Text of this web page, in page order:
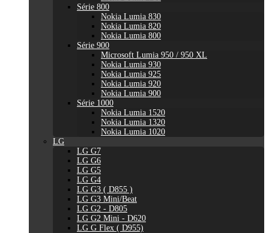
Série 800
Nokia Lumia 830
Nokia Lumia 820
Nokia Lumia 800
Série 900
Microsoft Lumia 950 / 950 XL
Nokia Lumia 930
Nokia Lumia 925
Nokia Lumia 920
Nokia Lumia 900
Série 1000
Nokia Lumia 1520
Nokia Lumia 1320
Nokia Lumia 1020
LG
LG G7
LG G6
LG G5
LG G4
LG G3 ( D855 )
LG G3 Mini/Beat
LG G2 - D805
LG G2 Mini - D620
LG G Flex ( D955)